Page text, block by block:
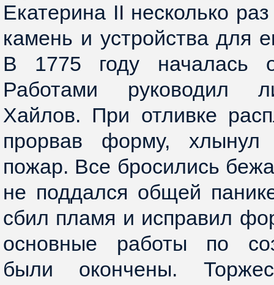
Екатерина II несколько
камень и устройства для
В 1775 году началась
Работами руководил
Хайлов. При отливке
прорвав форму,
пожар. Все бросились
не поддался общей
сбил пламя и исправил
основные работы по
были окончены.